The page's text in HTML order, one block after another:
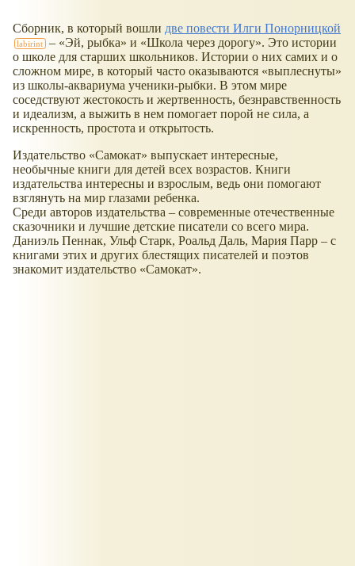
Сборник, в который вошли две повести Илги Понорницкой
–
Эй, рыбка и Школа через дорогу . Это истории
о школе для старших школьников. Истории о них самих и о
сложном мире, в который часто оказываются
выплеснуты
из школы-аквариума ученики-рыбки. В этом мире
соседствуют жестокость и жертвенность, безнравственность
и идеализм, а выжить в нем помогает порой не сила, а
искренность, простота и открытость.
Издательство
Самокат
выпускает интересные,
необычные книги для детей всех возрастов. Книги
издательства интересны и взрослым, ведь они помогают
взглянуть на мир глазами ребенка.
Среди авторов издательства – современные отечественные
сказочники и лучшие детские писатели со всего мира.
Даниэль Пеннак, Ульф Старк, Роальд Даль, Мария Парр – с
книгами этих и других блестящих писателей и поэтов
знакомит издательство
Самокат .